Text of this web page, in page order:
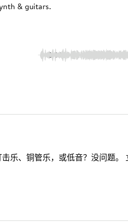
& guitars.
2:59
乐、铜管乐，或低音？没问题。